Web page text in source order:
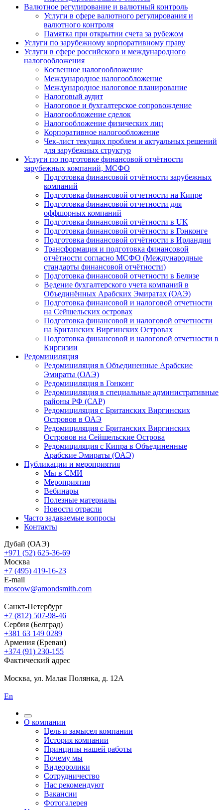
Валютное регулирование и валютный контроль
Услуги в сфере валютного регулирования и
валютного контроля
Памятка при открытии счета за рубежом
Услуги по зарубежному корпоративному праву
Услуги в сфере российского и международного
налогообложения
Косвенное налогообложение
Международное налогообложение
Международное налоговое планирование
Налоговый аудит
Налоговое и бухгалтерское сопровождение
Налогообложение сделок
Налогообложение физических лиц
Корпоративное налогообложение
Чек-лист текущих проблем и актуальных решений
для зарубежных структур
Услуги по подготовке финансовой отчётности
зарубежных компаний, МСФО
Подготовка финансовой отчётности зарубежных
компаний
Подготовка финансовой отчетности на Кипре
Подготовка финансовой отчетности для
оффшорных компаний
Подготовка финансовой отчётности в UK
Подготовка финансовой отчётности в Гонконге
Подготовка финансовой отчётности в Ирландии
Трансформация и подготовка финансовой
отчётности согласно МСФО (Международные
стандарты финансовой отчётности)
Подготовка финансовой отчетности в Белизе
Ведение бухгалтерского учета компаний в
Объединённых Арабских Эмиратах (ОАЭ)
Подготовка финансовой и налоговой отчетности
на Сейшельских островах
Подготовка финансовой и налоговой отчетности
на Британских Виргинских Островах
Подготовка финансовой и налоговой отчетности в
Киргизии
Редомициляция
Редомициляция в Объединенные Арабские
Эмираты (ОАЭ)
Редомициляция в Гонконг
Редомициляция в специальные административные
районы РФ (САР)
Редомициляция с Британских Виргинских
Островов в ОАЭ
Редомициляция с Британских Виргинских
Островов на Сейшельские Острова
Редомициляция с Кипра в Объединенные
Арабские Эмираты (ОАЭ)
Публикации и мероприятия
Мы в СМИ
Мероприятия
Вебинары
Полезные материалы
Новости отрасли
Часто задаваемые вопросы
Контакты
Дубай (ОАЭ)
+971 (52) 625-36-69
Москва
+7 (495) 419-16-23
E-mail
moscow@amondsmith.com
Санкт-Петербург
+7 (812) 507-98-46
Сербия (Белград)
+381 63 149 0289
Армения (Ереван)
+374 (91) 230-155
Фактический адрес
Москва, ул. Малая Полянка, д. 12А
En
О компании
Цель и замысел компании
История компании
Принципы нашей работы
Почему мы
Видеоролики
Сотрудничество
Нас рекомендуют
Вакансии
Фотогалерея